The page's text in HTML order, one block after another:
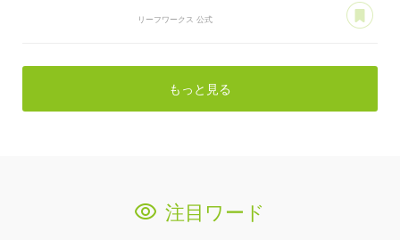
リーフワークス 公式
もっと見る
注目ワード